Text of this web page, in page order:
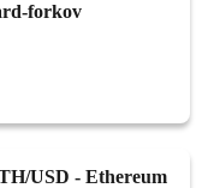
forkov
USD - Ethereum